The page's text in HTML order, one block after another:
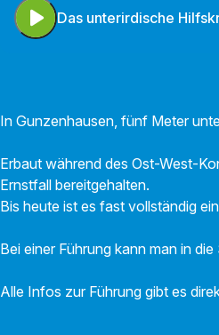
play_arrow Das unterirdische
In Gunzenhausen, fünf Meter
Erbaut während des Ost-West-
Ernstfall bereitgehalten.
Bis heute ist es fast vollständig
Bei einer Führung kann man in
Alle Infos zur Führung gibt es